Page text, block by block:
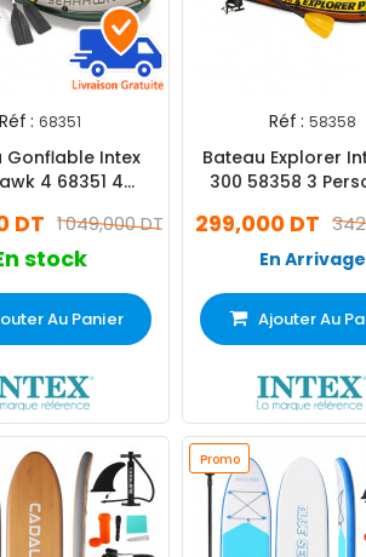
Réf : 68351
Gonflable Intex
4 68351 4
1 049,000 DT
DT
stock
Au Panier
Réf : 58358
Bateau Explorer
300 58358 3
299,000 DT
En Arrivage
Ajouter Au
Promo